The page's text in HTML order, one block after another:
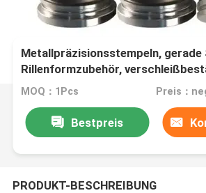
Metallpräzisionsstempeln, gerade
Rillenformzubehör,
Verbundlagerbüschel
MOQ：1Pcs Preis：
Bestpreis
PRODUKT-BESCHREIBUNG